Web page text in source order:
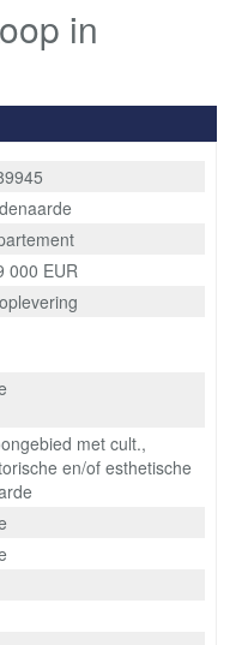
in
000 EUR
met cult.,
en/of esthetische